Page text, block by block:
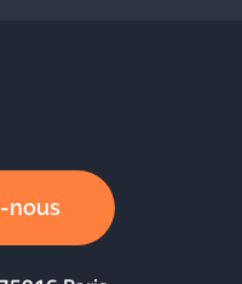
nous